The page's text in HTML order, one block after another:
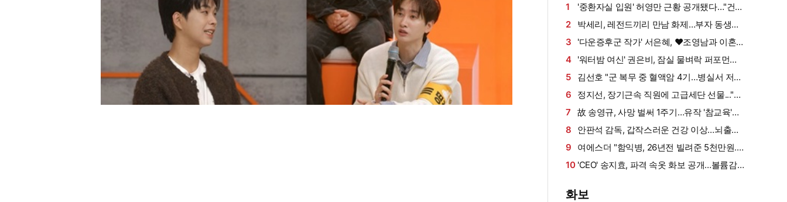
1
'중환자실 입원' 허영만 근황 공개됐다…"건강
회복 위해 노력 중" [엑's 이슈]
2
박세리, 레전드끼리 만남 화제…부자 동생에
게 밥 샀다가 '반전'
3
'다운증후군 작가' 서은혜, ♥조영남과 이혼
설 확산에 결국 입 열었다
4
'워터밤 여신' 권은비, 잠실 물벼락 퍼포먼스
'후끈'…두산 승리요정 등극
5
김선호 "군 복무 중 혈액암 4기…병실서 저만
살아남았다" (내 남은 연애)
6
정지선, 장기근속 직원에 고급세단 선물..."차
부담되면 명품백도 가능" (사당귀)[전일야화]
7
故 송영규, 사망 벌써 1주기…유작 '참교육'서
묵직한 존재감
8
안판석 감독, 갑작스러운 건강 이상…뇌출혈
로 쓰러져
9
여에스더 "함익병, 26년전 빌려준 5천만원...
그덕에 사업 시작" (동상이몽2)[종합]
10 'CEO' 송지효, 파격 속옷 화보 공개…볼륨감·
화보